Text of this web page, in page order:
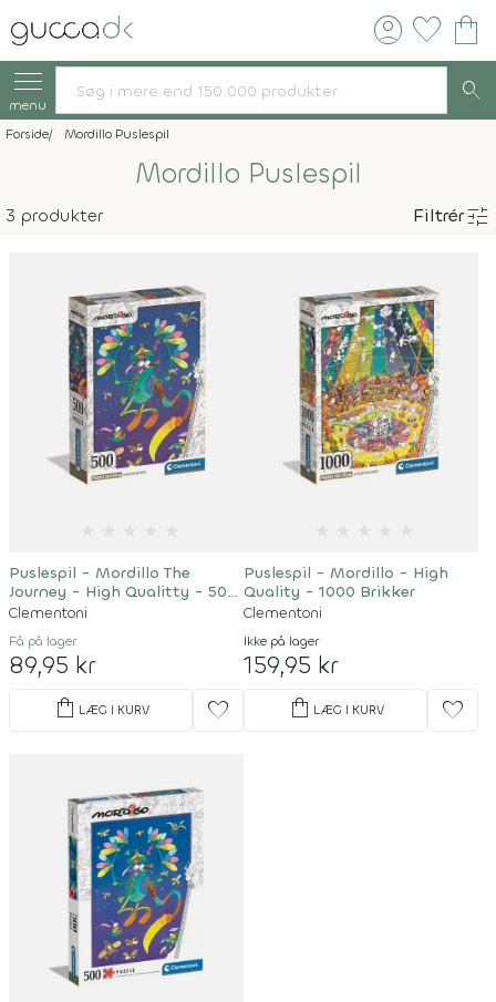
account_circle favorite shopping_bag
menu search
Forside Mordillo Puslespil
Mordillo Puslespil
3 produkter Filtrértune
Puslespil - Mordillo The
Journey - High Qualitty - 500
Brikker
Clementoni
Få på lager
89,95 kr
shopping_bag LÆG I KURV favorite
Puslespil - Mordillo - High
Quality - 1000 Brikker
Clementoni
Ikke på lager
159,95 kr
shopping_bag LÆG I KURV favorite